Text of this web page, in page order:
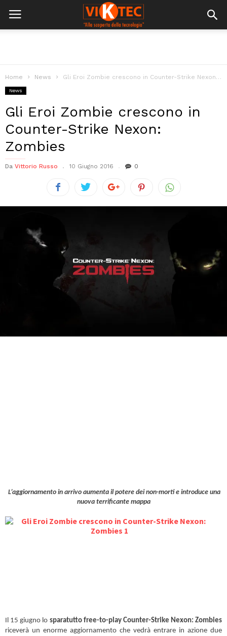
Home News Gli Eroi Zombie crescono in Counter-Strike Nexon: Zombies
News
Gli Eroi Zombie crescono in
Counter-Strike Nexon:
Zombies
Da Vittorio Russo 10 Giugno 2016 0
L’aggiornamento in arrivo aumenta il potere dei non-morti e introduce una
nuova terrificante mappa
Il 15 giugno lo sparatutto free-to-play Counter-Strike Nexon: Zombies
riceverà un enorme aggiornamento che vedrà entrare in azione due